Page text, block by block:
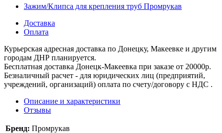
Зажим/Клипса для крепления труб Промрукав
Доставка
Оплата
Курьерская адресная доставка по Донецку, Макеевке и другим
городам ДНР планируется.
Бесплатная доставка Донецк-Макеевка при заказе от 20000р.
Безналичный расчет - для юридических лиц (предприятий,
учреждений, организаций) оплата по счету/договору с НДС .
Описание и характеристики
Отзывы
Бренд: Промрукав